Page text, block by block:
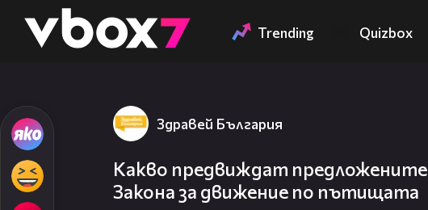
👾 Trending Quizbox
Здравей България
Какво предвиждат
Закона за движение по пътищата